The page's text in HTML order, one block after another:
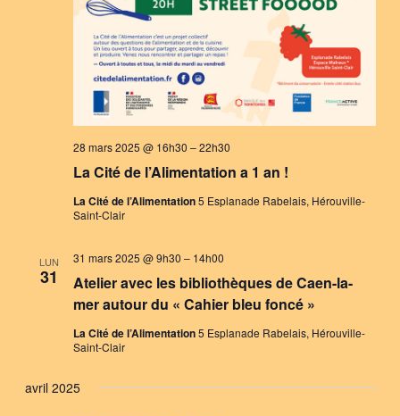
La Cité de l’Alimentation a 1 an !
28 mars 2025 @ 16h30 –22h30
La Cité de l’Alimentation5 Esplanade Rabelais, Hérouville-
Saint-Clair
LUN
31
Atelier avec les bibliothèques de Caen-la-
mer autour du « Cahier bleu foncé »
31 mars 2025 @ 9h30 – 14h00
La Cité de l’Alimentation5 Esplanade Rabelais, Hérouville-
Saint-Clair
avril 2025